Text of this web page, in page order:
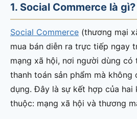
1. Social Commerce là gì?
Social Commerce (thương mại
mua bán diễn ra trực tiếp ngay
mạng xã hội, nơi người dùng có
thanh toán sản phẩm mà không
dụng. Đây là sự kết hợp của hai
thuộc: mạng xã hội và thương